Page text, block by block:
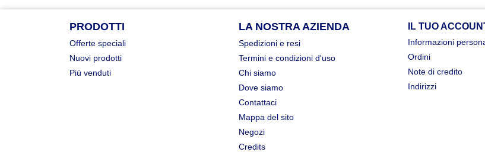
PRODOTTI
Offerte speciali
Nuovi prodotti
Più venduti
LA NOSTRA AZIENDA
Spedizioni e resi
Termini e condizioni d'uso
Chi siamo
Dove siamo
Contattaci
Mappa del sito
Negozi
Credits
IL TUO
Informazioni
Ordini
Note di credito
Indirizzi